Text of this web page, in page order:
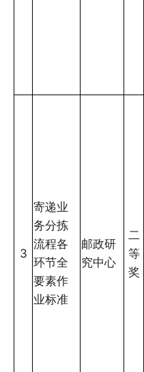
3
寄递业
务分拣
流程各
环节全
要素作
业标准
邮政研
究中心
二
等
奖